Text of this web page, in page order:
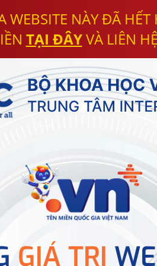
WEBSITE NÀY ĐÃ
TẠI ĐÂYVÀ LIÊN
GIÁ TRỊ